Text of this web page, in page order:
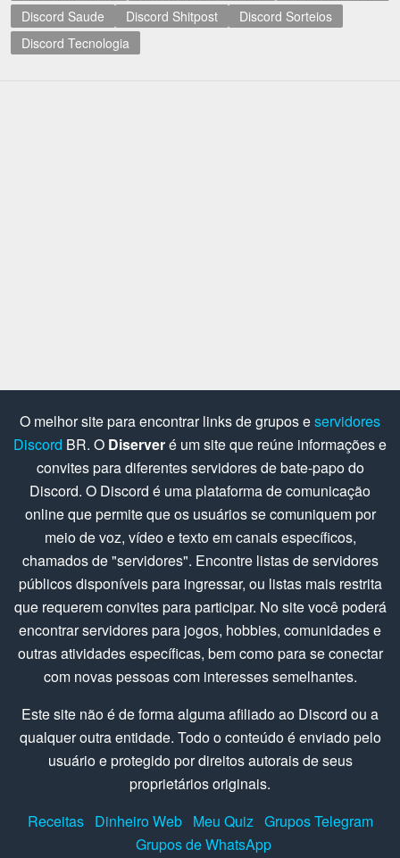
Discord Saude
Discord Shitpost
Discord Sorteios
Discord Tecnologia
O melhor site para encontrar links de grupos eservidores
Discord BR. O Diserveré um site que reúne informações e
convites para diferentes servidores de bate-papo do
Discord. O Discord é uma plataforma de comunicação
online que permite que os usuários se comuniquem por
meio de voz, vídeo e texto em canais específicos,
chamados de "servidores". Encontre listas de servidores
públicos disponíveis para ingressar, ou listas mais restrita
que requerem convites para participar. No site você poderá
encontrar servidores para jogos, hobbies, comunidades e
outras atividades específicas, bem como para se conectar
com novas pessoas com interesses semelhantes.
Este site não é de forma alguma afiliado ao Discord ou a
qualquer outra entidade. Todo o conteúdo é enviado pelo
usuário e protegido por direitos autorais de seus
proprietários originais.
Receitas Dinheiro Web Meu Quiz Grupos Telegram
Grupos de WhatsApp